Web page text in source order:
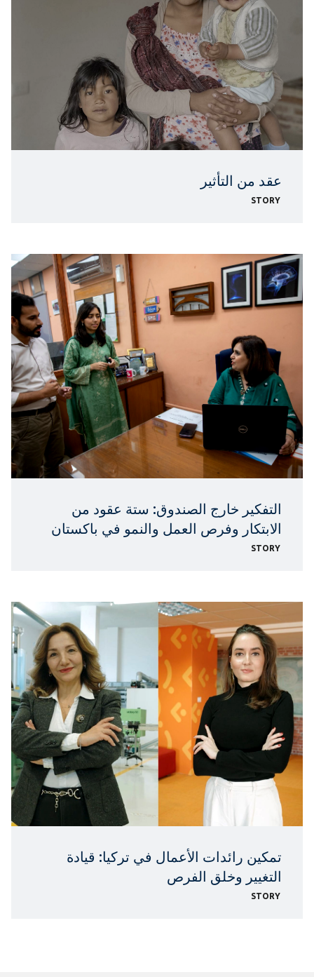
عقد من التأثير
STORY
التفكير خارج الصندوق: ستة عقود من
الابتكار وفرص العمل والنمو في باكستان
STORY
تمكين رائدات الأعمال في تركيا: قيادة
التغيير وخلق الفرص
STORY